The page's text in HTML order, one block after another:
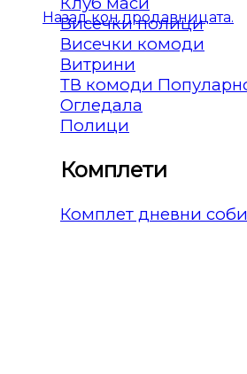
Назад кон продавницата.
Висечки полици
Висечки комоди
Витрини
ТВ комоди
Огледала
Полици
Комплети
Комплет дневни соби